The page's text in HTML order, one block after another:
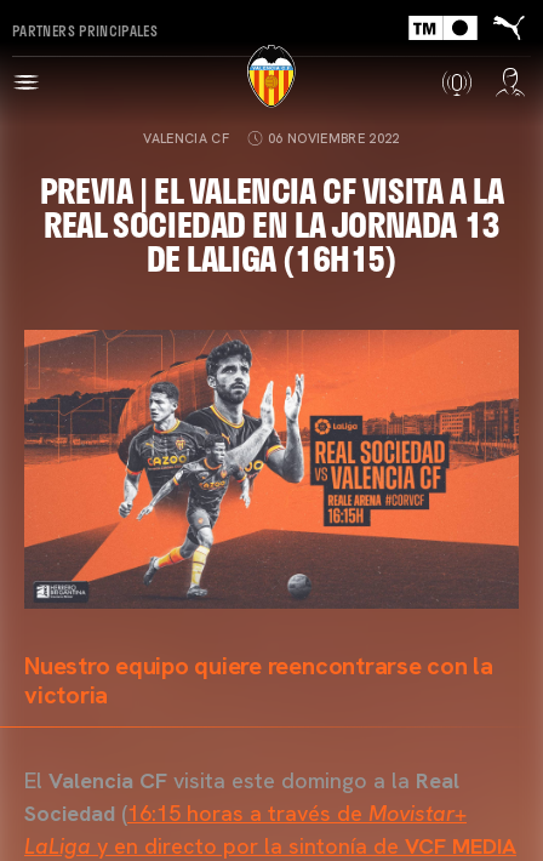
PARTNERS PRINCIPALES
VALENCIA CF 06 NOVIEMBRE 2022
PREVIA | EL VALENCIA CF VISITA A LA
REAL SOCIEDAD EN LA JORNADA 13
DE LALIGA (16H15)
Nuestro equipo quiere reencontrarse con la
victoria
El Valencia CF visita este domingo a la Real
Sociedad (16:15 horas a través de Movistar+
LaLiga y en directo por la sintonía de VCF MEDIA